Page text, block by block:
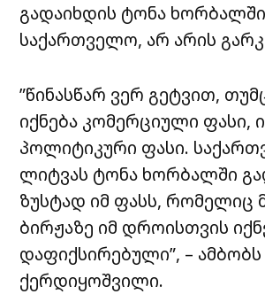
გადაიხდის ტონა ხორბალში
საქართველო, არ არის
”წინასწარ ვერ გეტვით,
იქნება კომერციული ფასი,
პოლიტიკური ფასი.
ლიტვას ტონა ხორბალში
ზუსტად იმ ფასს,
ბირჟაზე იმ დროისთვის
დაფიქსირებული”, – ამბობს
ქერდიყოშვილი.